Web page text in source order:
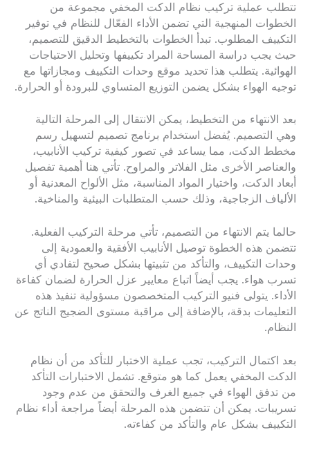
تتطلب عملية تركيب نظام الدكت المخفي مجموعة من
الخطوات المنهجية التي تضمن الأداء الفعّال للنظام في توفير
التكييف المطلوب. تبدأ الخطوات بالتخطيط الدقيق للتصميم،
حيث يجب دراسة المساحة المراد تكييفها وتحليل الاحتياجات
الهوائية. يتطلب هذا تحديد موقع وحدات التكييف ومجازاتها مع
توجيه الهواء بشكل يضمن التوزيع المتساوي للبرودة أو الحرارة.
بعد الانتهاء من التخطيط، يمكن الانتقال إلى المرحلة التالية
وهي التصميم. يُفضل استخدام برنامج تصميم لتسهيل رسم
مخطط الدكت، مما يساعد في تصور كيفية تركيب الأنابيب،
والعناصر الأخرى مثل الفلاتر والمراوح. تأتي هنا أهمية تفصيل
أبعاد الدكت، واختيار المواد المناسبة، مثل الألواح المعدنية أو
الألياف الزجاجية، وذلك حسب المتطلبات البيئية والمناخية.
حالما يتم الانتهاء من التصميم، تأتي مرحلة التركيب الفعلية.
تتضمن هذه الخطوة توصيل الأنابيب الأفقية والعمودية إلى
وحدات التكييف، والتأكد من تثبيتها بشكل صحيح لتفادي أي
تسرب هواء. يجب أيضاً اتباع معايير عزل الحرارة لضمان كفاءة
الأداء. يتولى فنيو التركيب المتخصصون مسؤولية تنفيذ هذه
التعليمات بدقة، بالإضافة إلى مراقبة مستوى الضجيج الناتج عن
النظام.
بعد اكتمال التركيب، تجب عملية الاختبار للتأكد من أن نظام
الدكت المخفي يعمل كما هو متوقع. تشمل الاختبارات التأكد
من تدفق الهواء في جميع الغرف والتحقق من عدم وجود
تسريبات. يمكن أن تتضمن هذه المرحلة أيضاً مراجعة أداء نظام
التكييف بشكل عام والتأكد من كفاءته.